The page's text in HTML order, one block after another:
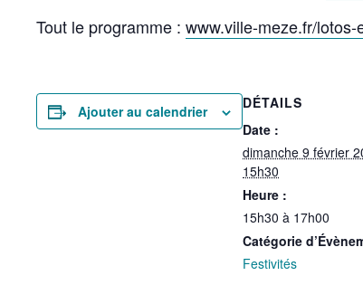
Tout le programme : www.ville-meze.fr/
Ajouter au calendrier
DÉTAILS
Date :
dimanche 9 février
15h30
Heure :
15h30 à 17h00
Catégorie
Festivités